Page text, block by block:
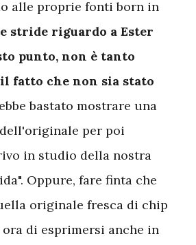
alle proprie fonti born in
stride riguardo a Ester
punto, non è tanto
fatto che non sia stato
bastato mostrare una
per poi
in studio della nostra
Oppure, fare finta che
originale fresca di chip
di esprimersi anche in